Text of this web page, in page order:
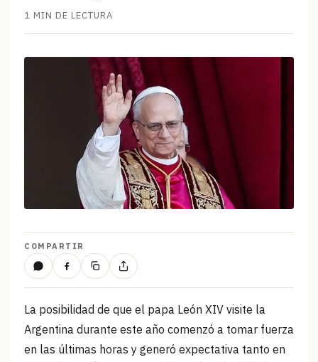
1 MIN DE LECTURA
COMPARTIR
La posibilidad de que el papa León XIV visite la
Argentina durante este año comenzó a tomar fuerza
en las últimas horas y generó expectativa tanto en